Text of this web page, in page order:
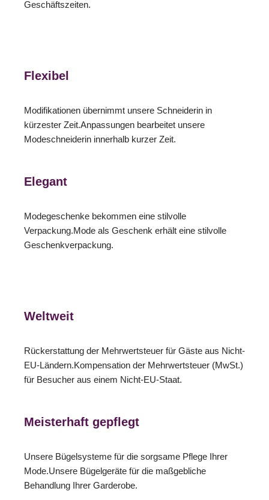
Geschäftszeiten.
Flexibel
Modifikationen übernimmt unsere Schneiderin in
kürzester Zeit.Anpassungen bearbeitet unsere
Modeschneiderin innerhalb kurzer Zeit.
Elegant
Modegeschenke bekommen eine stilvolle
Verpackung.Mode als Geschenk erhält eine stilvolle
Geschenkverpackung.
Weltweit
Rückerstattung der Mehrwertsteuer für Gäste aus Nicht-
EU-Ländern.Kompensation der Mehrwertsteuer (MwSt.)
für Besucher aus einem Nicht-EU-Staat.
Meisterhaft gepflegt
Unsere Bügelsysteme für die sorgsame Pflege Ihrer
Mode.Unsere Bügelgeräte für die maßgebliche
Behandlung Ihrer Garderobe.